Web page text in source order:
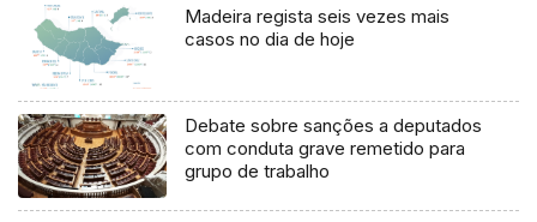
Madeira regista seis vezes mais
casos no dia de hoje
Debate sobre sanções a deputados
com conduta grave remetido para
grupo de trabalho